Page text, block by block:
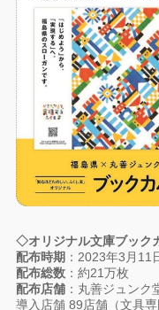
◇オリジナル文庫ブック
配布時期 ：2023年3月11
配布総数 ：約21万枚
配布店舗 ：丸善ジュン
導入店舗 89店舗（文具